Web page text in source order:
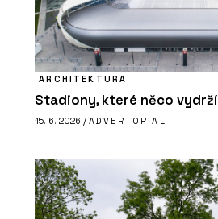
ARCHITEKTURA
Stadiony, které něco vydrží
15. 6. 2026 / ADVERTORIAL